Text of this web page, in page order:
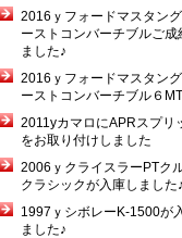
2016ｙフォードマスタン
ーストコンバーチブルご成
ました♪
2016ｙフォードマスタン
ーストコンバーチブル６MT
2011yカマロにAPRスプリ
をお取り付けしました
2006ｙクライスラーPTク
クラシックが入庫しました♪
1997ｙシボレーK-1500が
ました♪